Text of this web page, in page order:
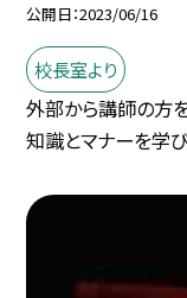
公開日 2023/06/16
校長室より
外部から講師の方
知識とマナーを学び